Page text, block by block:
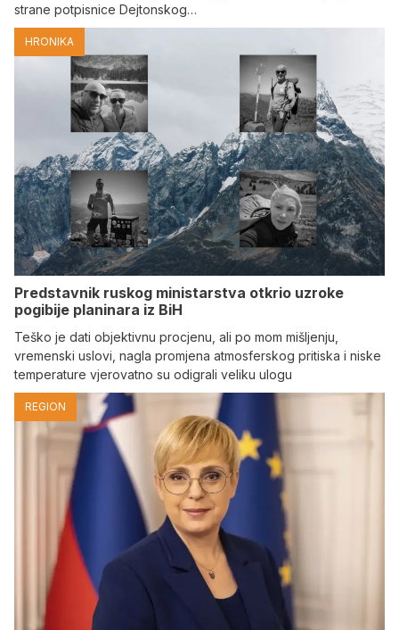
strane potpisnice Dejtonskog…
HRONIKA
Predstavnik ruskog ministarstva otkrio uzroke
pogibije planinara iz BiH
Teško je dati objektivnu procjenu, ali po mom mišljenju,
vremenski uslovi, nagla promjena atmosferskog pritiska i niske
temperature vjerovatno su odigrali veliku ulogu
REGION